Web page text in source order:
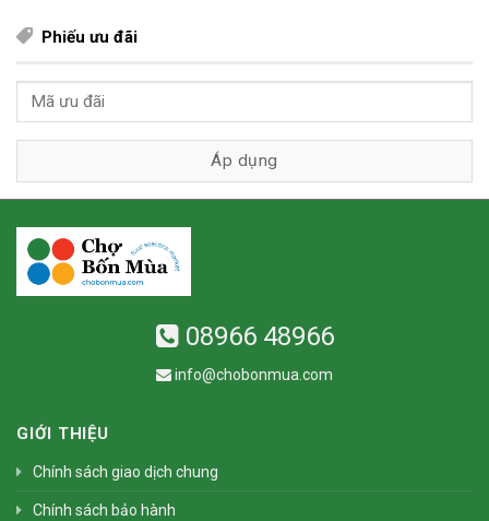
Phiếu ưu đãi
08966 48966
info@chobonmua.com
GIỚI THIỆU
Chính sách giao dịch chung
Chính sách bảo hành